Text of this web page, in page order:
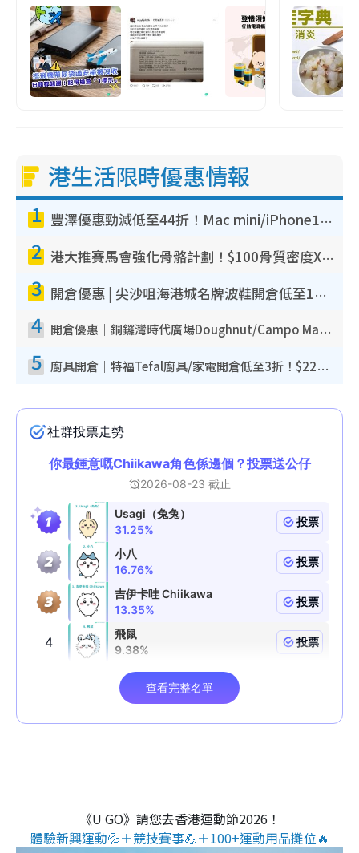
港生活限時優惠情報
1 豐澤優惠勁減低至44折！Mac mini/iPhone17Pro大減價！廚房家電$220起
2 港大推賽馬會強化骨骼計劃！$100骨質密度X光檢查 完成免費運動訓練送超市禮券！附參加資格
3 開倉優惠 | 尖沙咀海港城名牌波鞋開倉低至1折！On鞋$899起／Joy&Peace鞋履$98起
4 開倉優惠｜銅鑼灣時代廣場Doughnut/Campo Marzio開倉低至1折！背囊、書包、手袋劈價$200起
5 廚具開倉｜特福Tefal廚具/家電開倉低至3折！$220起買平底鍋/炒鑊/湯煲！電飯煲/吸塵機/燙斗$418起
《U GO》請您去香港運動節2026！
體驗新興運動💦＋競技賽事💪＋100+運動用品攤位🔥